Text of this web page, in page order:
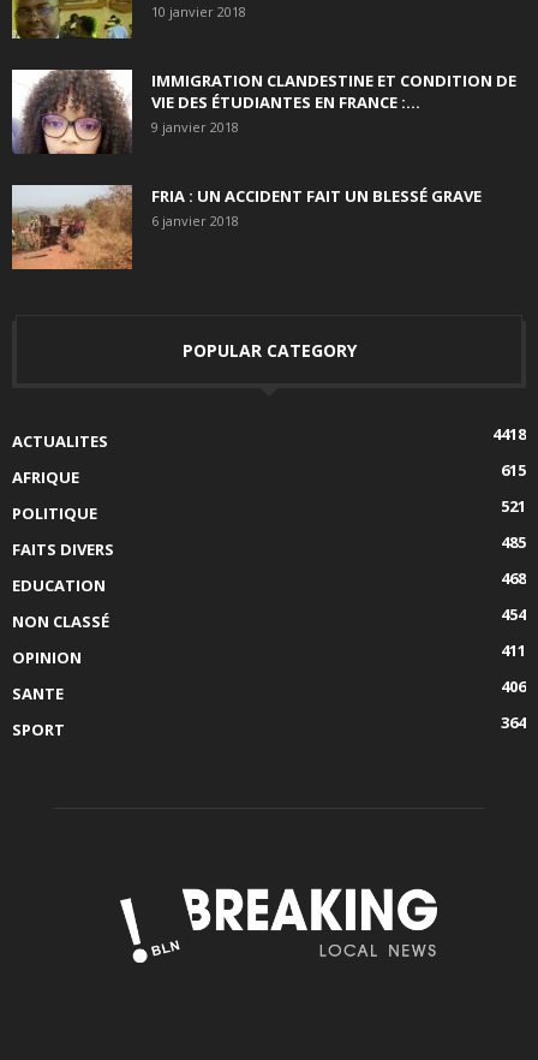
10 janvier 2018
IMMIGRATION CLANDESTINE ET CONDITION DE
VIE DES ÉTUDIANTES EN FRANCE :...
9 janvier 2018
FRIA : UN ACCIDENT FAIT UN BLESSÉ GRAVE
6 janvier 2018
POPULAR CATEGORY
ACTUALITES
4418
AFRIQUE
615
POLITIQUE
521
FAITS DIVERS
485
EDUCATION
468
NON CLASSÉ
454
OPINION
411
SANTE
406
SPORT
364